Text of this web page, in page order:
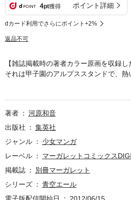
4pt獲得 ポイント詳細
dカード利用でさらにポイント+2%
返品不可
【雑誌掲載時の著者カラー原画を収録
それは甲子園のアルプススタンドで、
希望を胸に入学したブラバンの名門・
著者
河原和音
出版社
集英社
ジャンル
少女マンガ
レーベル
マーガレットコミックス
掲載誌
別冊マーガレット
シリーズ
青空エール